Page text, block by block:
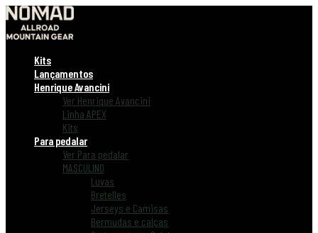
Kits
Lançamentos
Henrique Avancini
Ver Henrique Avancini
Linha APEX
Kits
Para pedalar
Ver Para pedalar
MASCULINO
Luvas
Bretelles
Jerseys e Camisas
Bermudas e calças